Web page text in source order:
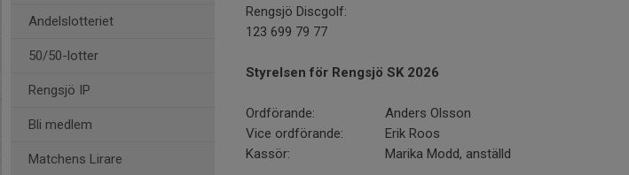
Andelslotteriet
50/50-lotter
Rengsjö IP
Bli medlem
Matchens Lirare
Rengsjö Discgolf:
123 699 79 77
Styrelsen för Rengsjö SK 2026
Ordförande:
Anders Olsson
Vice ordförande:
Erik Roos
Kassör:
Marika Modd, anställd